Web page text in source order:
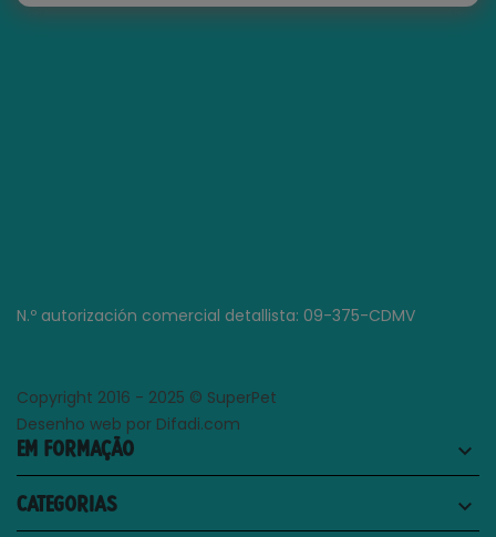
N.º autorización comercial detallista: 09-375-CDMV
Copyright 2016 - 2025 © SuperPet
Desenho web por Difadi.com
EM FORMAÇÃO keyboard_arrow_down
CATEGORIAS keyboard_arrow_down